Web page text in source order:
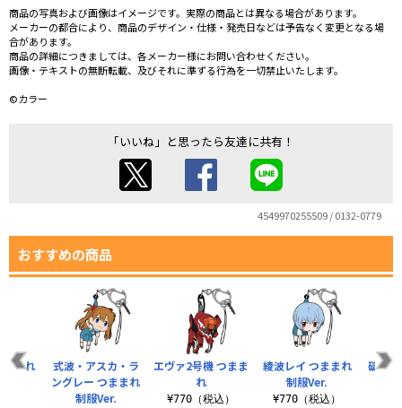
商品の写真および画像はイメージです。実際の商品とは異なる場合があります。
メーカーの都合により、商品のデザイン・仕様・発売日などは予告なく変更となる場
合があります。
商品の詳細につきましては、各メーカー様にお問い合わせください。
画像・テキストの無断転載、及びそれに準ずる行為を一切禁止いたします。
©カラー
「いいね」と思ったら友達に共有！
4549970255509 / 0132-0779
おすすめの商品
エヴァ2号機 つまま
れ
¥770（税込）
綾波レイ つままれ
制服Ver.
¥770（税込）
碇シ
まれ
式波・アスカ・ラ
ングレー つままれ
制服Ver.